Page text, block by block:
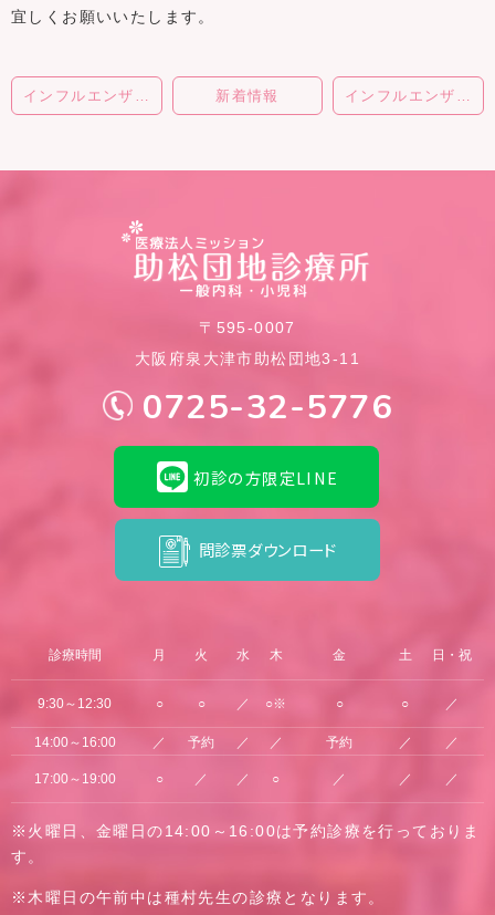
宜しくお願いいたします。
インフルエンザワクチン予約中止のお知らせ 新着情報 インフルエンザワクチン予約中止のお知らせ
〒595-0007
大阪府泉大津市助松団地3-11
0725-32-5776
初診の方限定LINE
問診票ダウンロード
診療時間 月 火 水 木 金 土 日・祝
9:30～12:30 ○ ○ ／ ○※ ○ ○ ／
14:00～16:00 ／ 予約 ／ ／ 予約 ／ ／
17:00～19:00 ○ ／ ／ ○ ／ ／ ／
※火曜日、金曜日の14:00～16:00は予約診療を行っておりま
す。
※木曜日の午前中は種村先生の診療となります。